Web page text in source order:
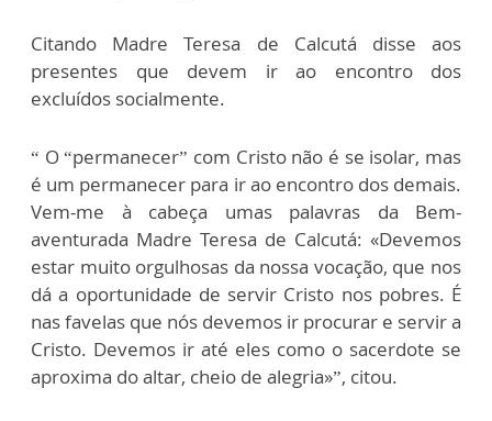
Citando Madre Teresa de Calcutá disse aos
presentes que devem ir ao encontro dos
excluídos socialmente.
“ O “permanecer” com Cristo não é se isolar, mas
é um permanecer para ir ao encontro dos demais.
Vem-me à cabeça umas palavras da Bem-
aventurada Madre Teresa de Calcutá: «Devemos
estar muito orgulhosas da nossa vocação, que nos
dá a oportunidade de servir Cristo nos pobres. É
nas favelas que nós devemos ir procurar e servir a
Cristo. Devemos ir até eles como o sacerdote se
aproxima do altar, cheio de alegria»”, citou.